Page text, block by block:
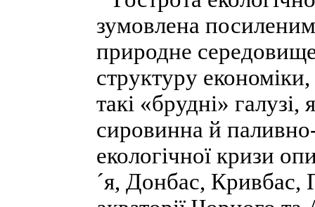
зумовлена
природне
структуру
такі «брудні»
сировинна й
екологічної кризи
´я, Донбас,